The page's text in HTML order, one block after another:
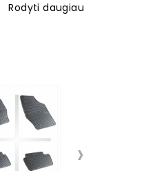
Rodyti daugiau
›